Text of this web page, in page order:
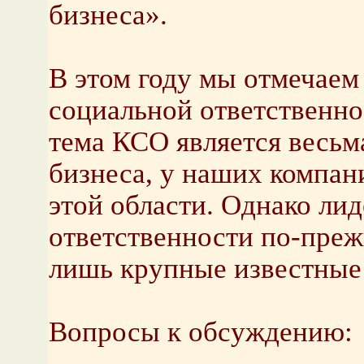
бизнеса».
В этом году мы
социальной
тема КСО является
бизнеса, у наших
этой области. Однако
ответственности по-
лишь крупные
Вопросы к обсуждению: